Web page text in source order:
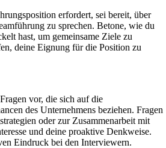
erfordert, sei bereit, über
zu sprechen. Betone, wie du
hast, um gemeinsame Ziele zu
deine Eignung für die Position zu
vor, die sich auf die
des Unternehmens beziehen. Fragen
oder zur Zusammenarbeit mit
und deine proaktive Denkweise.
Eindruck bei den Interviewern.